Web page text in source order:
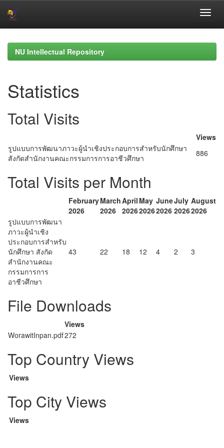
navigationNU Intellectual Repository
Statistics
Total Visits
Views
รูปแบบการพัฒนาภาวะผู้นำเชิงประกอบการสำหรับนักศึกษา
สังกัดสำนักงานคณะกรรมการการอาชีวศึกษา
886
Total Visits per Month
February
2026
March
2026
April
2026
May
2026
June
2026
July
2026
August
2026
รูปแบบการพัฒนา
ภาวะผู้นำเชิง
ประกอบการสำหรับ
นักศึกษา สังกัด
สำนักงานคณะ
กรรมการการ
อาชีวศึกษา
43 22 18 12 4 2 3
File Downloads
Views
WorawitInpan.pdf272
Top Country Views
Views
Top City Views
Views